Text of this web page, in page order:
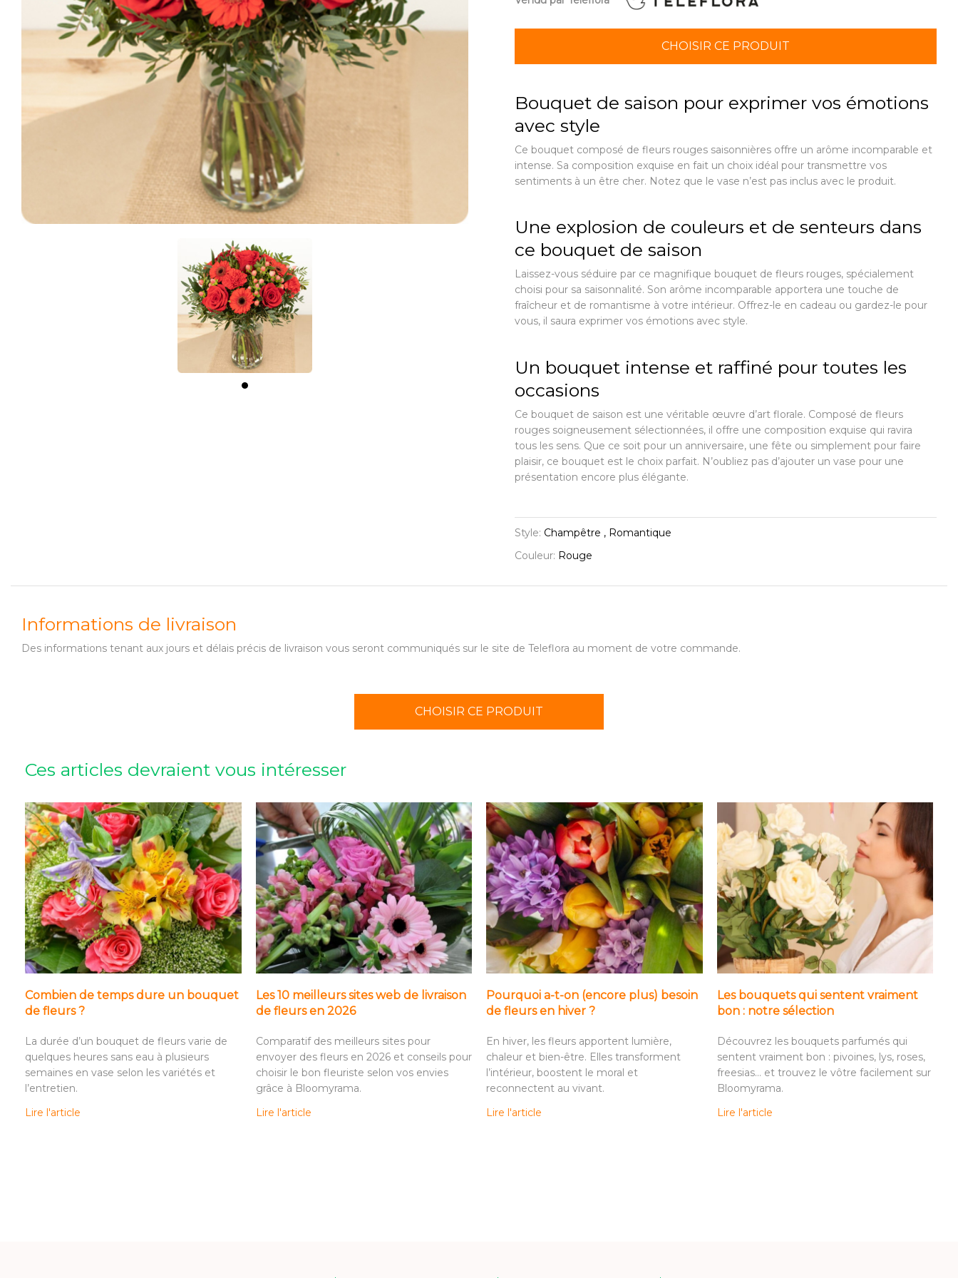
CHOISIR CE PRODUIT
Bouquet de saison pour exprimer vos émotions
avec style
Ce bouquet composé de fleurs rouges saisonnières offre un arôme incomparable et
intense. Sa composition exquise en fait un choix idéal pour transmettre vos
sentiments à un être cher. Notez que le vase n’est pas inclus avec le produit.
Une explosion de couleurs et de senteurs dans
ce bouquet de saison
Laissez-vous séduire par ce magnifique bouquet de fleurs rouges, spécialement
choisi pour sa saisonnalité. Son arôme incomparable apportera une touche de
fraîcheur et de romantisme à votre intérieur. Offrez-le en cadeau ou gardez-le pour
vous, il saura exprimer vos émotions avec style.
Un bouquet intense et raffiné pour toutes les
occasions
Ce bouquet de saison est une véritable œuvre d’art florale. Composé de fleurs
rouges soigneusement sélectionnées, il offre une composition exquise qui ravira
tous les sens. Que ce soit pour un anniversaire, une fête ou simplement pour faire
plaisir, ce bouquet est le choix parfait. N’oubliez pas d’ajouter un vase pour une
présentation encore plus élégante.
Style: Champêtre , Romantique
Couleur: Rouge
Informations de livraison
Des informations tenant aux jours et délais précis de livraison vous seront communiqués sur le site de Teleflora au moment de votre commande.
CHOISIR CE PRODUIT
Ces articles devraient vous intéresser
Combien de temps dure un bouquet
de fleurs ?
La durée d’un bouquet de fleurs varie de
quelques heures sans eau à plusieurs
semaines en vase selon les variétés et
l’entretien.
Lire l'article
Les 10 meilleurs sites web de livraison
de fleurs en 2026
Comparatif des meilleurs sites pour
envoyer des fleurs en 2026 et conseils pour
choisir le bon fleuriste selon vos envies
grâce à Bloomyrama.
Lire l'article
Pourquoi a-t-on (encore plus) besoin
de fleurs en hiver ?
En hiver, les fleurs apportent lumière,
chaleur et bien-être. Elles transforment
l’intérieur, boostent le moral et
reconnectent au vivant.
Lire l'article
Les bouquets qui sentent vraiment
bon : notre sélection
Découvrez les bouquets parfumés qui
sentent vraiment bon : pivoines, lys, roses,
freesias… et trouvez le vôtre facilement sur
Bloomyrama.
Lire l'article